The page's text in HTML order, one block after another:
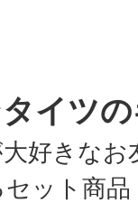
イツ
大好きな
ット商品